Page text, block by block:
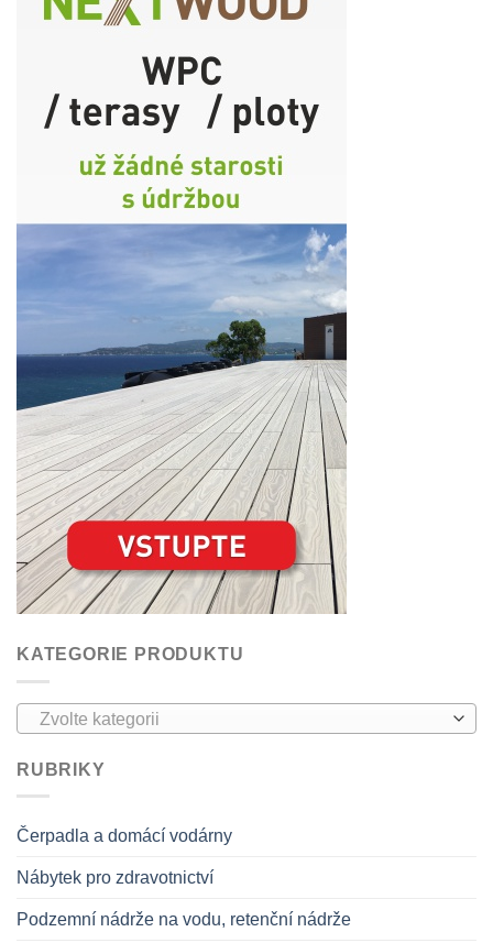
KATEGORIE PRODUKTU
Zvolte kategorii
RUBRIKY
Čerpadla a domácí vodárny
Nábytek pro zdravotnictví
Podzemní nádrže na vodu, retenční nádrže